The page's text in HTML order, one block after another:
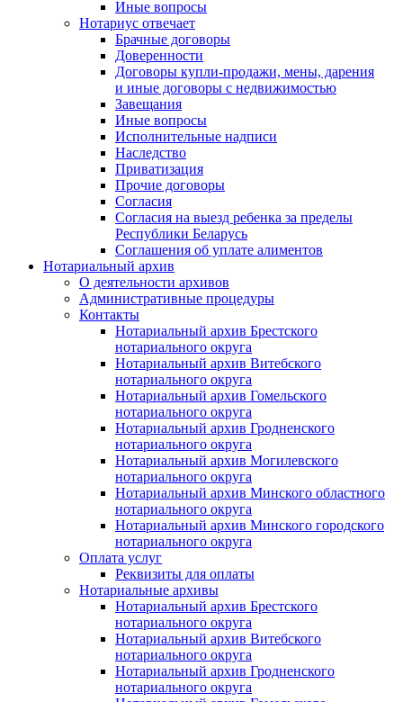
Иные вопросы
Нотариус отвечает
Брачные договоры
Доверенности
Договоры купли-продажи, мены, дарения
и иные договоры с недвижимостью
Завещания
Иные вопросы
Исполнительные надписи
Наследство
Приватизация
Прочие договоры
Согласия
Согласия на выезд ребенка за пределы
Республики Беларусь
Соглашения об уплате алиментов
Нотариальный архив
О деятельности архивов
Административные процедуры
Контакты
Нотариальный архив Брестского
нотариального округа
Нотариальный архив Витебского
нотариального округа
Нотариальный архив Гомельского
нотариального округа
Нотариальный архив Гродненского
нотариального округа
Нотариальный архив Могилевского
нотариального округа
Нотариальный архив Минского областного
нотариального округа
Нотариальный архив Минского городского
нотариального округа
Оплата услуг
Реквизиты для оплаты
Нотариальные архивы
Нотариальный архив Брестского
нотариального округа
Нотариальный архив Витебского
нотариального округа
Нотариальный архив Гродненского
нотариального округа